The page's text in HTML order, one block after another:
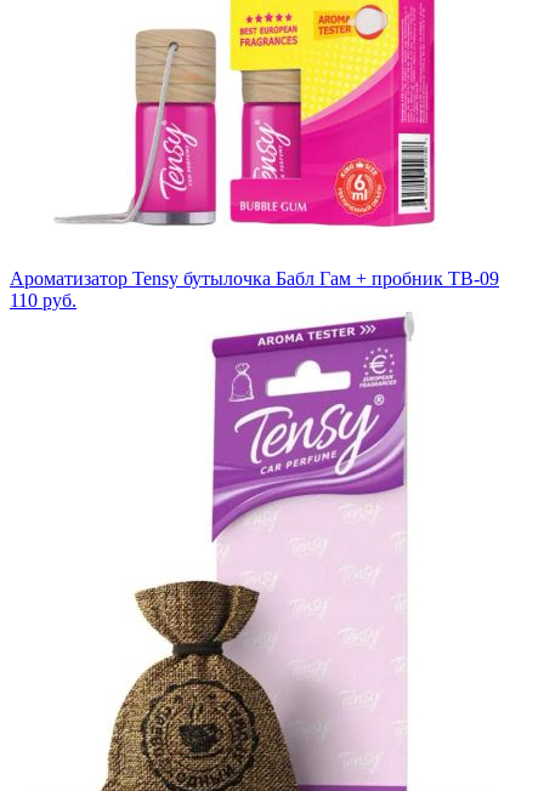
Ароматизатор Tensy бутылочка Бабл Гам + пробник TB-09
110 руб.